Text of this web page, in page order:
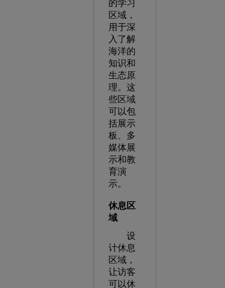
的学习
区域，
用于深
入了解
海洋的
知识和
生态原
理。这
些区域
可以包
括展示
板、多
媒体展
示和教
育演
示。
休息区
域
设
计休息
区域，
让访客
可以休